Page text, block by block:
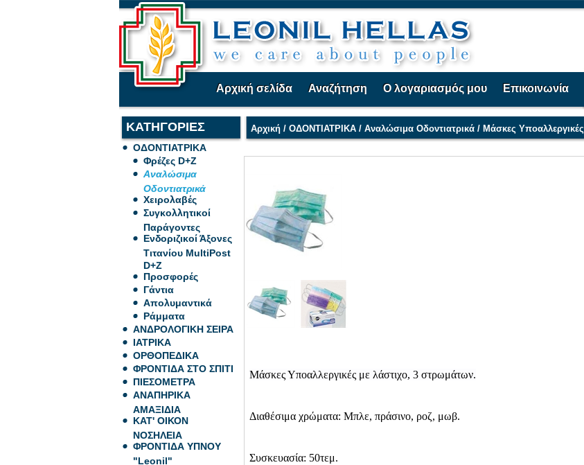
Αρχική σελίδα Αναζήτηση Ο λογαριασμός μου Επικοινωνία
ΚΑΤΗΓΟΡΙΕΣ
ΟΔΟΝΤΙΑΤΡΙΚΑ
Φρέζες D+Z
Αναλώσιμα
Οδοντιατρικά
Χειρολαβές
Συγκολλητικοί
Παράγοντες
Ενδοριζικοί Άξονες
Τιτανίου MultiPost
D+Z
Προσφορές
Γάντια
Απολυμαντικά
Ράμματα
ΑΝΔΡΟΛΟΓΙΚΗ ΣΕΙΡΑ
ΙΑΤΡΙΚΑ
ΟΡΘΟΠΕΔΙΚΑ
ΦΡΟΝΤΙΔΑ ΣΤΟ ΣΠΙΤΙ
ΠΙΕΣΟΜΕΤΡΑ
ΑΝΑΠΗΡΙΚΑ
ΑΜΑΞΙΔΙΑ
ΚΑΤ' ΟΙΚΟΝ
ΝΟΣΗΛΕΙΑ
ΦΡΟΝΤΙΔΑ ΥΠΝΟΥ
"Leonil"
Αρχική / ΟΔΟΝΤΙΑΤΡΙΚΑ / Αναλώσιμα Οδοντιατρικά / Μάσκες Υποαλλεργικές
Μάσκες Υποαλλεργικές με λάστιχο, 3 στρωμάτων.
Διαθέσιμα χρώματα: Μπλε, πράσινο, ροζ, μωβ.
Συσκευασία: 50τεμ.